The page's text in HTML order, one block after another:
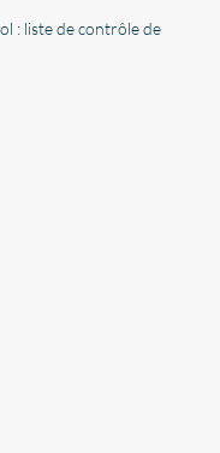
: liste de contrôle de